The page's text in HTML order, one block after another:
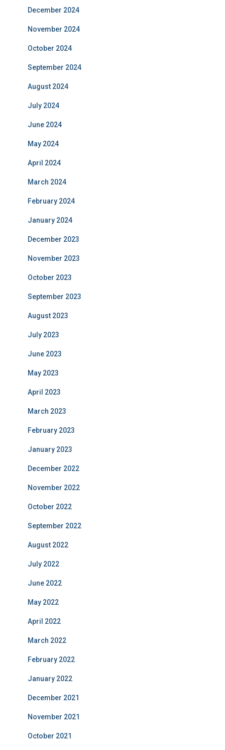
December 2024
November 2024
October 2024
September 2024
August 2024
July 2024
June 2024
May 2024
April 2024
March 2024
February 2024
January 2024
December 2023
November 2023
October 2023
September 2023
August 2023
July 2023
June 2023
May 2023
April 2023
March 2023
February 2023
January 2023
December 2022
November 2022
October 2022
September 2022
August 2022
July 2022
June 2022
May 2022
April 2022
March 2022
February 2022
January 2022
December 2021
November 2021
October 2021